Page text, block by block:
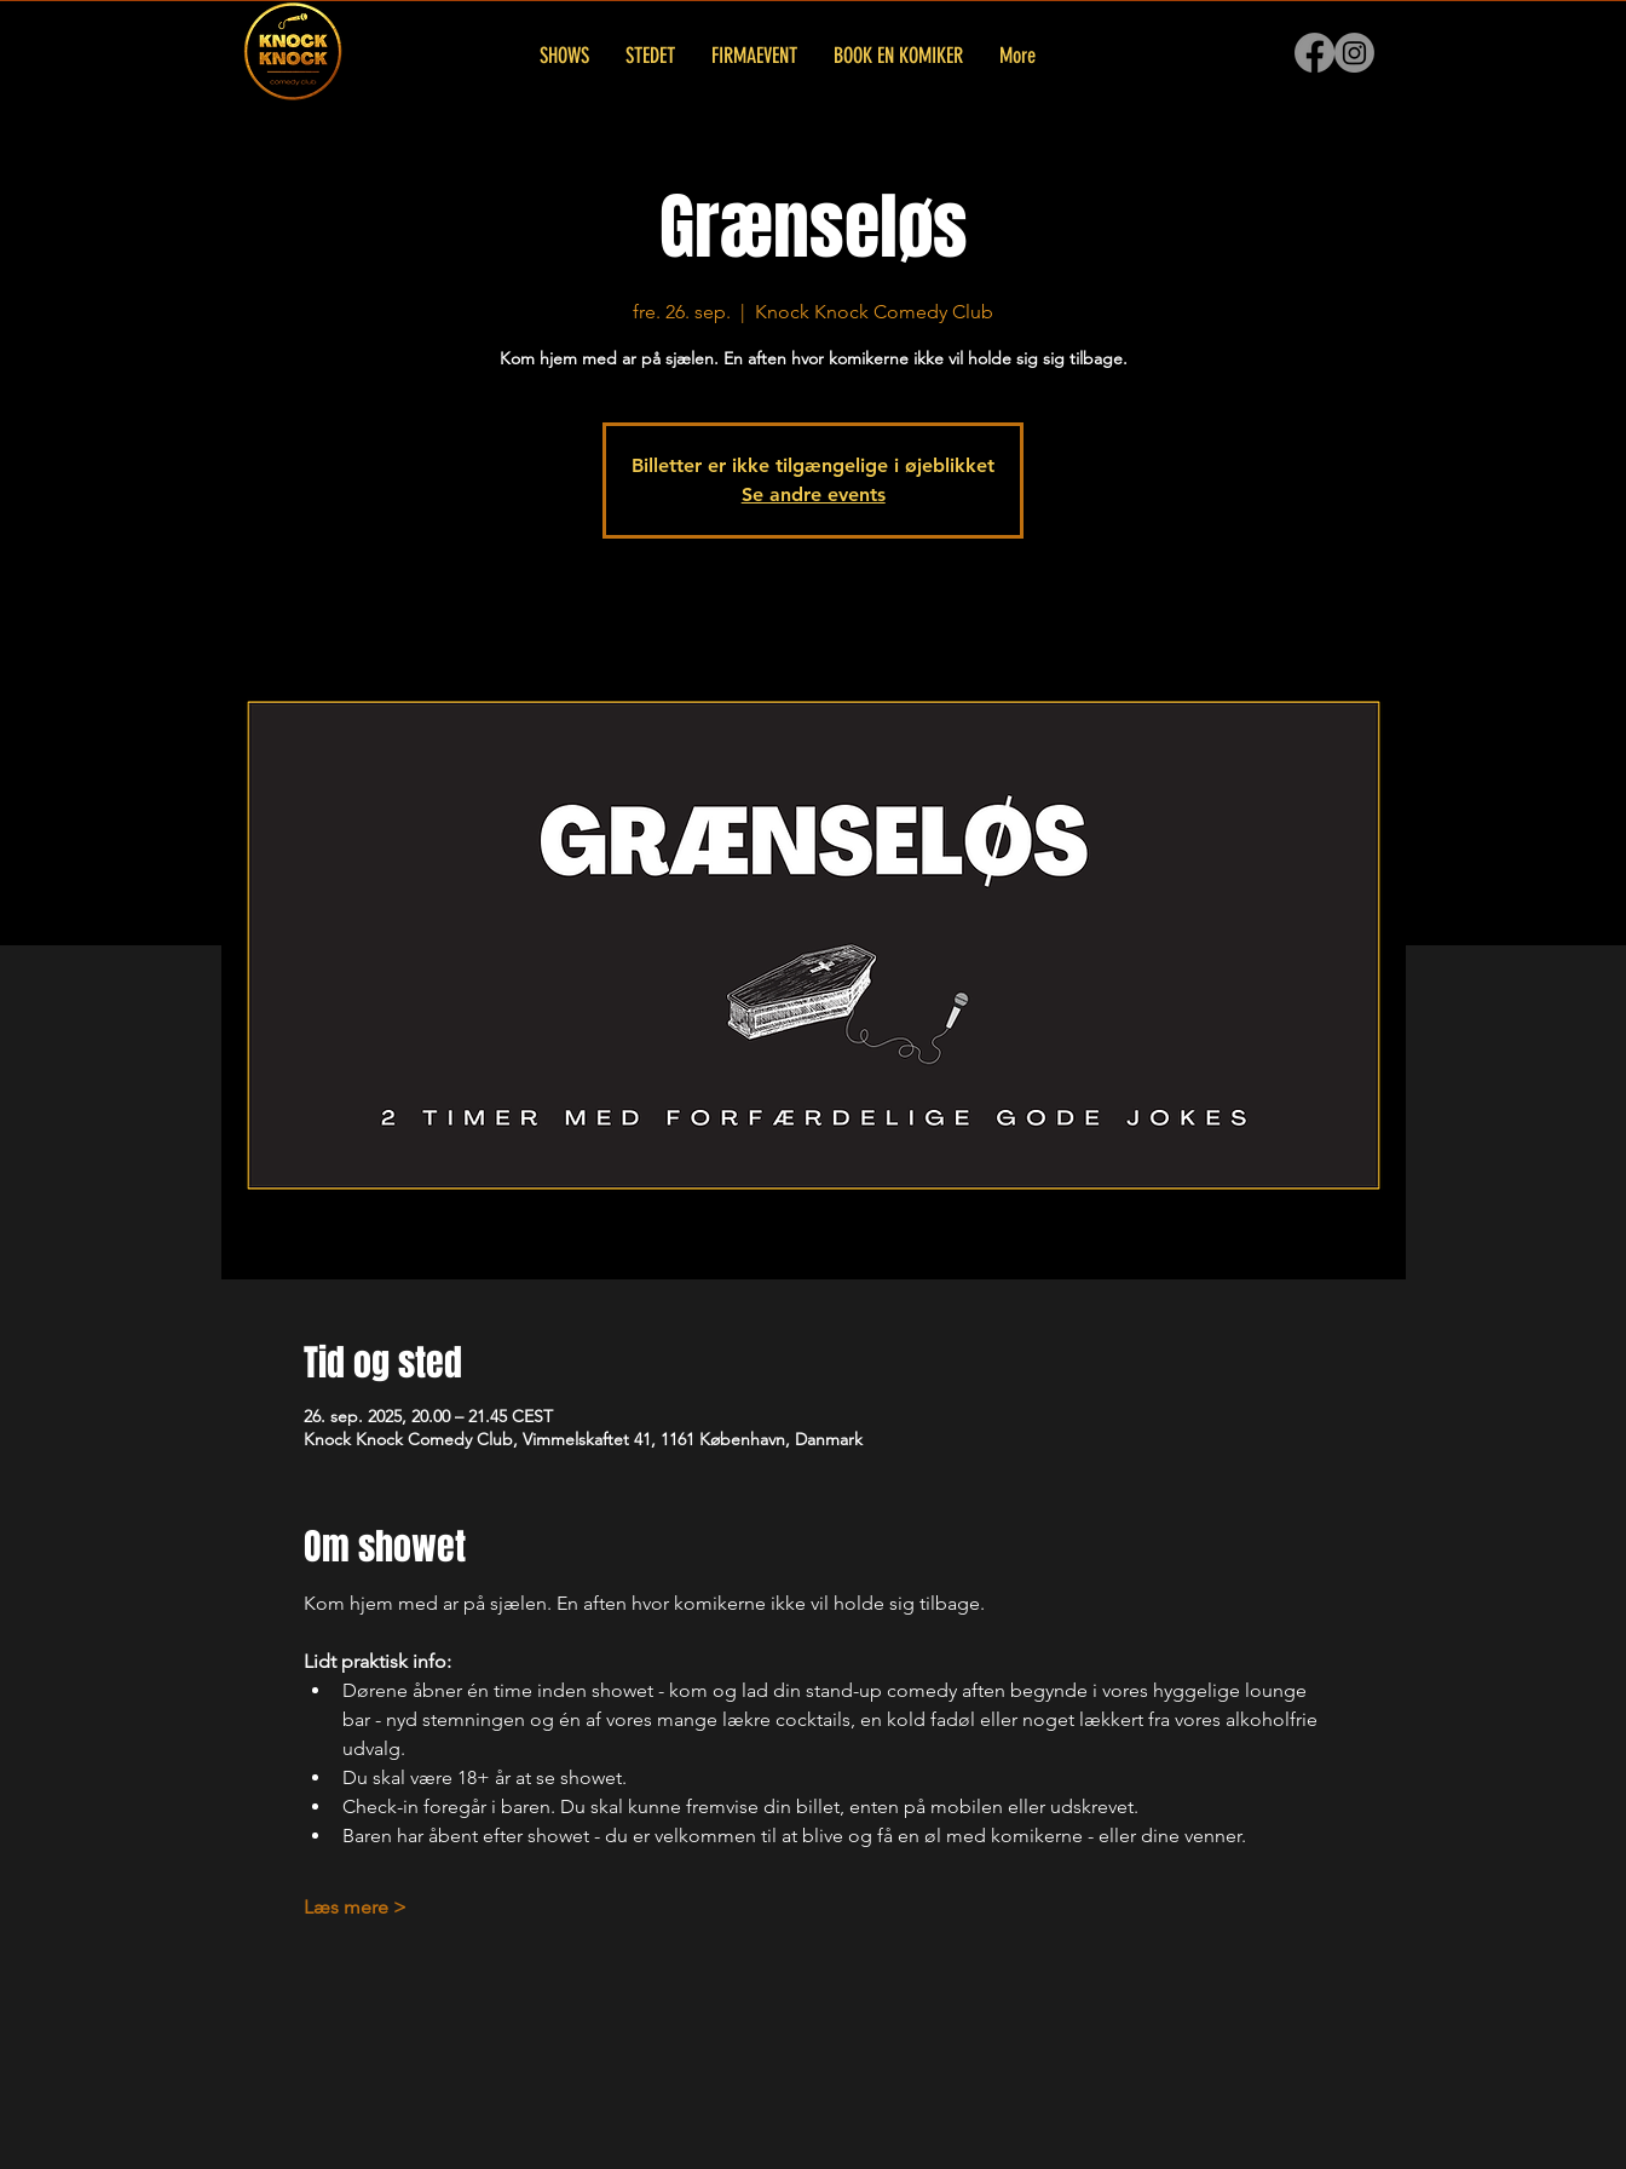
SHOWS STEDET FIRMAEVENT BOOK EN KOMIKER More
Grænseløs
fre. 26. sep.
  |
Knock Knock Comedy Club
Kom hjem med ar på sjælen. En aften hvor komikerne ikke vil holde sig sig tilbage.
Billetter er ikke tilgængelige i øjeblikket
Se andre events
Tid og sted
26. sep. 2025, 20.00 – 21.45 CEST
Knock Knock Comedy Club, Vimmelskaftet 41, 1161 København, Danmark
Om showet
Kom hjem med ar på sjælen. En aften hvor komikerne ikke vil holde sig tilbage.
Lidt praktisk info:
Dørene åbner én time inden showet - kom og lad din stand-up comedy aften begynde i vores hyggelige lounge
bar - nyd stemningen og én af vores mange lækre cocktails, en kold fadøl eller noget lækkert fra vores alkoholfrie
udvalg.
Du skal være 18+ år at se showet.
Check-in foregår i baren. Du skal kunne fremvise din billet, enten på mobilen eller udskrevet.
Baren har åbent efter showet - du er velkommen til at blive og få en øl med komikerne - eller dine venner.
Læs mere >